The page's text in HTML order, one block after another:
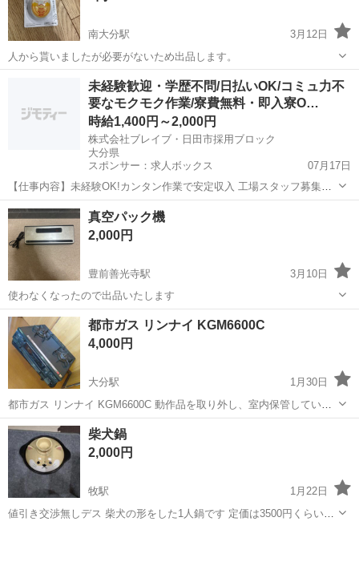
南大分駅
3月12日
人から貰いましたが必要がないため出品します。
南大分駅 キッチン家電
未経験歓迎・学歴不問/日払いOK/コミュ力不
要なモクモク作業/寮費無料・即入寮O…
時給1,400円～2,000円
株式会社ブレイブ・日田市採用ブロック
大分県
スポンサー：求人ボックス
07月17日
【仕事内容】未経験OK!カンタン作業で安定収入 工場スタッフ募集
「シンプルな仕事でしっかり稼ぎたい」 「人付き合いが少ない仕事が
いい」 そんなあなたにピッタリの職場です! 仕事内容(未経験でもスグ
慣れる!) 工場内での軽作業がメ...
アルバイト・パート
真空パック機
2,000円
豊前善光寺駅
3月10日
使わなくなったので出品いたします
大分 宇佐市 豊前善光寺駅 キッチン家電
都市ガス リンナイ KGM6600C
4,000円
大分駅
1月30日
都市ガス リンナイ KGM6600C 動作品を取り外し、室内保管していた
ものです 1mほどのホースが付いております 天板、グリルほか清掃し
ておりますが、使用品ですので完全に新品同様とまではいきませんの
で、ご了承ください ...
大分 大分市 大分駅
柴犬鍋
2,000円
牧駅
1月22日
値引き交渉無しデス 柴犬の形をした1人鍋です 定価は3500円くらい